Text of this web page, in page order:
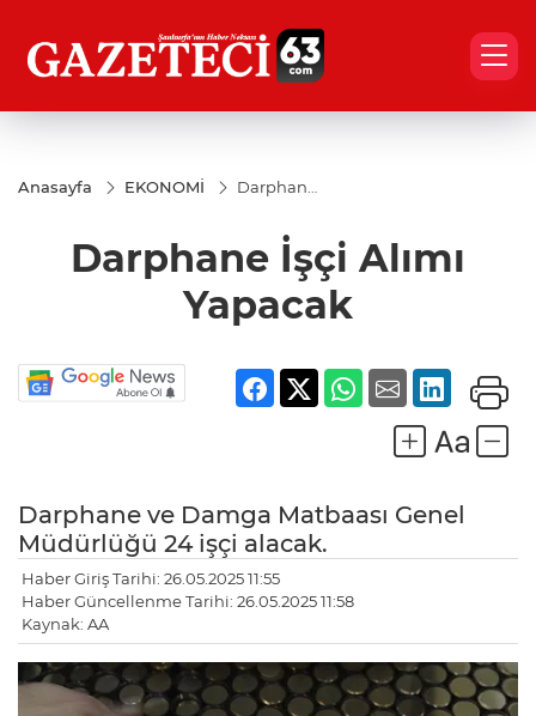
Anasayfa EKONOMİ
Darphane
Darphane İşçi Alımı
Yapacak
Darphane ve Damga Matbaası Genel
Müdürlüğü 24 işçi alacak.
Haber Giriş Tarihi: 26.05.2025 11:55
Haber Güncellenme Tarihi: 26.05.2025 11:58
Kaynak: AA